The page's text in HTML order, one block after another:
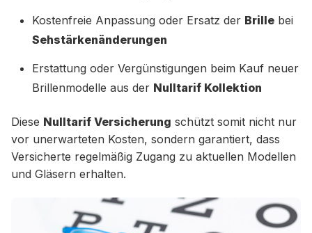
Kostenfreie Anpassung oder Ersatz der Brille bei
Sehstärkenänderungen
Erstattung oder Vergünstigungen beim Kauf neuer
Brillenmodelle aus der Nulltarif Kollektion
Diese Nulltarif Versicherung schützt somit nicht nur
vor unerwarteten Kosten, sondern garantiert, dass
Versicherte regelmäßig Zugang zu aktuellen Modellen
und Gläsern erhalten.